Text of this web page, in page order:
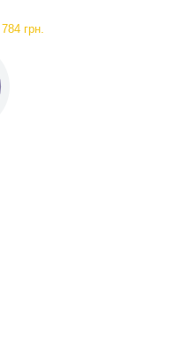
784 грн.